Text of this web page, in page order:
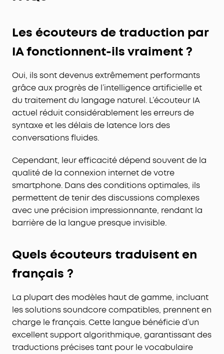
Les écouteurs de traduction par
IA fonctionnent-ils vraiment ?
Oui, ils sont devenus extrêmement performants
grâce aux progrès de l’intelligence artificielle et
du traitement du langage naturel. L’écouteur IA
actuel réduit considérablement les erreurs de
syntaxe et les délais de latence lors des
conversations fluides.
Cependant, leur efficacité dépend souvent de la
qualité de la connexion internet de votre
smartphone. Dans des conditions optimales, ils
permettent de tenir des discussions complexes
avec une précision impressionnante, rendant la
barrière de la langue presque invisible.
Quels écouteurs traduisent en
français ?
La plupart des modèles haut de gamme, incluant
les solutions soundcore compatibles, prennent en
charge le français. Cette langue bénéficie d’un
excellent support algorithmique, garantissant des
traductions précises tant pour le vocabulaire